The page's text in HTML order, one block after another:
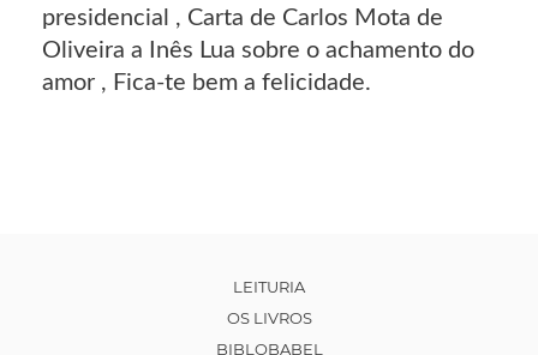
presidencial , Carta de Carlos Mota de
Oliveira a Inês Lua sobre o achamento do
amor , Fica-te bem a felicidade.
LEITURIA
OS LIVROS
BIBLOBABEL